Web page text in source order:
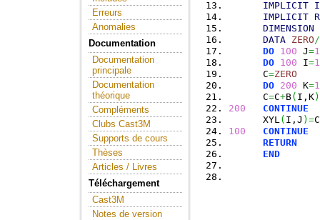
Erreurs
Anomalies
Documentation
Documentation
principale
Documentation
théorique
Compléments
Clubs Cast3M
Supports de cours
Thèses
Articles / Livres
Téléchargement
Cast3M
Notes de version
IMPLICIT
IMPLICIT
DIMENSION
DATA ZERO /
DO 100 J=1
DO 100 I=1
      C
=ZERO
DO 200 K=1
      C
=C+B( I,K)
200
CONTINUE
      XYL
( I,J ) =C
100
CONTINUE
RETURN
END